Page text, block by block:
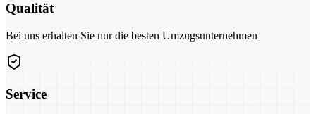
Qualität
Bei uns erhalten Sie nur die besten Umzugsunternehmen
Service